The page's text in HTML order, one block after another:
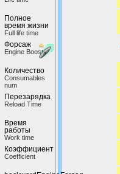
Полное
время жизни
Full life time
Форсаж
Engine Boost
Количество
Сonsumables
num
Перезарядка
Reload Time
Время
работы
Work time
Коэффициент
Coefficient